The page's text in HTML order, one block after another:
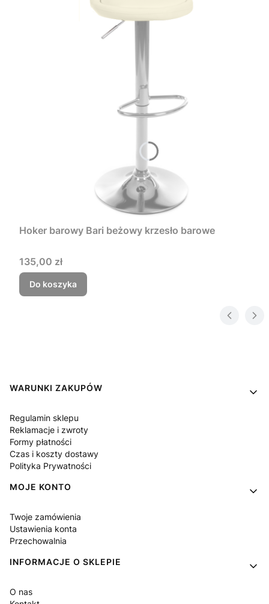
Hoker barowy Bari beżowy krzesło barowe
Cena
135,00 zł
Do koszyka
Linki w stopce
WARUNKI ZAKUPÓW
Regulamin sklepu
Reklamacje i zwroty
Formy płatności
Czas i koszty dostawy
Polityka Prywatności
MOJE KONTO
Twoje zamówienia
Ustawienia konta
Przechowalnia
INFORMACJE O SKLEPIE
O nas